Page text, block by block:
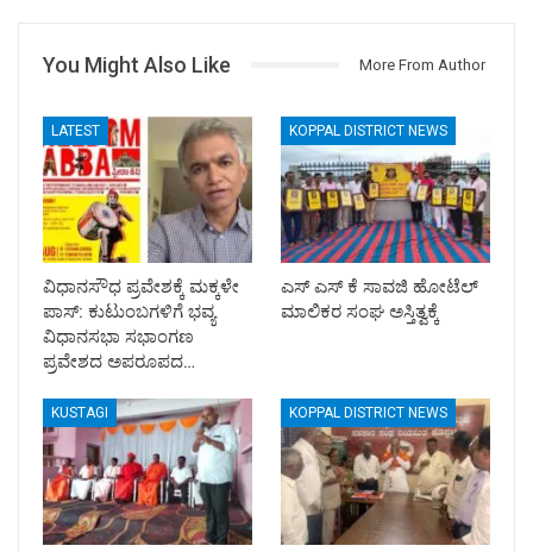
You Might Also Like More From Author
LATEST
ವಿಧಾನಸೌಧ ಪ್ರವೇಶಕ್ಕೆ ಮಕ್ಕಳೇ
ಪಾಸ್: ಕುಟುಂಬಗಳಿಗೆ ಭವ್ಯ
ವಿಧಾನಸಭಾ ಸಭಾಂಗಣ
ಪ್ರವೇಶದ ಅಪರೂಪದ…
KOPPAL DISTRICT NEWS
ಎಸ್ ಎಸ್ ಕೆ ಸಾವಜಿ ಹೋಟೆಲ್
ಮಾಲಿಕರ ಸಂಘ ಅಸ್ತಿತ್ವಕ್ಕೆ
KUSTAGI KOPPAL DISTRICT NEWS